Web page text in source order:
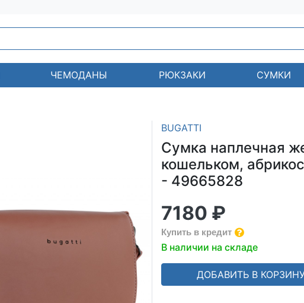
ЧЕМОДАНЫ РЮКЗАКИ СУМКИ
BUGATTI
Сумка наплечная
кошельком,
- 49665828
7180 ₽
Купить в кредит
В наличии на складе
ДОБАВИТЬ В